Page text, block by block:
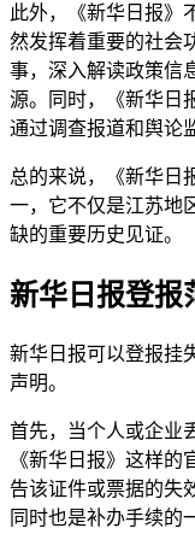
此外，《新华日报》
然发挥着重要的社会
事，深入解读政策信
源。同时，《新华日
通过调查报道和舆论
总的来说，《新华日
一，它不仅是江苏地
缺的重要历史见证。
新华日报登报
新华日报可以登报挂
声明。
首先，当个人或企业
《新华日报》这样
告该证件或票据的失
同时也是补办手续的